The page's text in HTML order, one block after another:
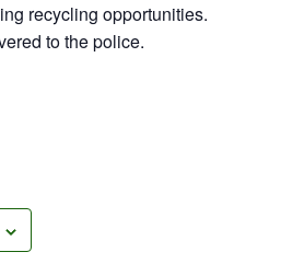
recycling opportunities.
to the police.